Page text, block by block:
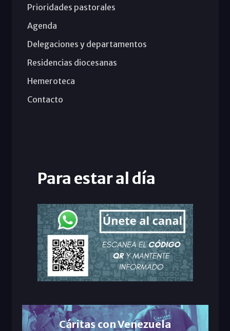
Prioridades pastorales
Agenda
Delegaciones y departamentos
Residencias diocesanas
Hemeroteca
Contacto
Para estar al día
Cáritas con Venezuela